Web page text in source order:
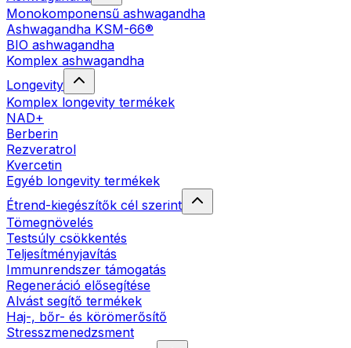
Monokomponensű ashwagandha
Ashwagandha KSM-66®
BIO ashwagandha
Komplex ashwagandha
Longevity
Komplex longevity termékek
NAD+
Berberin
Rezveratrol
Kvercetin
Egyéb longevity termékek
Étrend-kiegészítők cél szerint
Tömegnövelés
Testsúly csökkentés
Teljesítményjavítás
Immunrendszer támogatás
Regeneráció elősegítése
Alvást segítő termékek
Haj-, bőr- és körömerősítő
Stresszmenedzsment